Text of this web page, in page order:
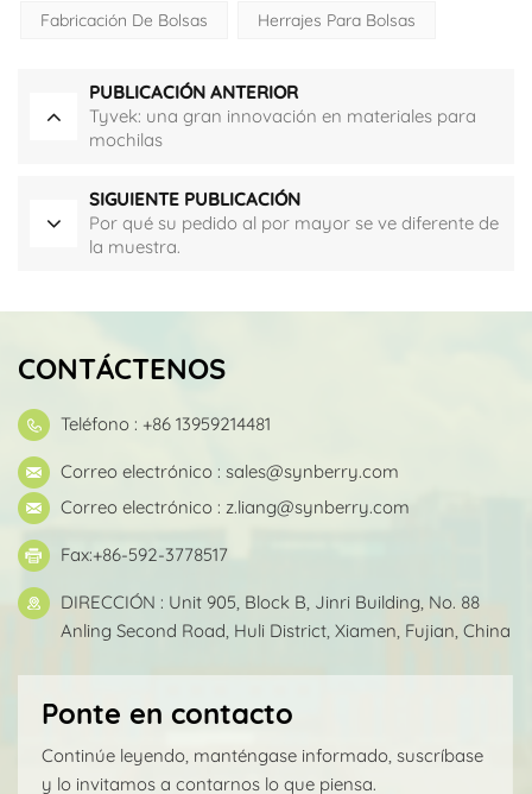
Fabricación De Bolsas
Herrajes Para Bolsas
PUBLICACIÓN ANTERIOR
Tyvek: una gran innovación en materiales para
mochilas
SIGUIENTE PUBLICACIÓN
Por qué su pedido al por mayor se ve diferente de
la muestra.
CONTÁCTENOS
Teléfono : +86 13959214481
Correo electrónico : sales@synberry.com
Correo electrónico : z.liang@synberry.com
Fax:+86-592-3778517
DIRECCIÓN : Unit 905, Block B, Jinri Building, No. 88
Anling Second Road, Huli District, Xiamen, Fujian, China
Ponte en contacto
Continúe leyendo, manténgase informado, suscríbase
y lo invitamos a contarnos lo que piensa.